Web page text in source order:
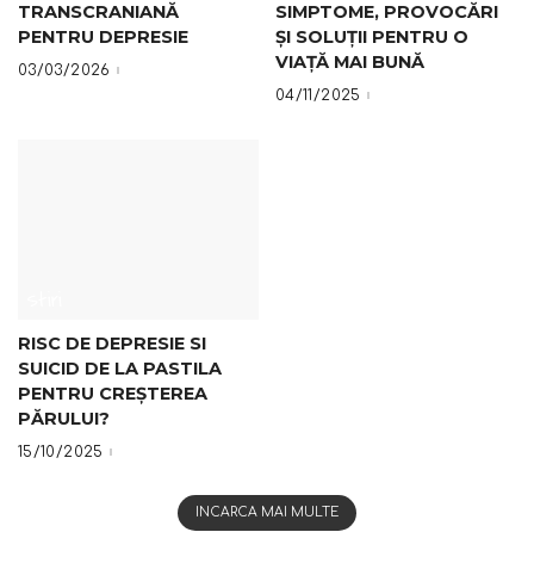
TRANSCRANIANĂ
PENTRU DEPRESIE
03/03/2026
SIMPTOME, PROVOCĂRI
ȘI SOLUȚII PENTRU O
VIAȚĂ MAI BUNĂ
04/11/2025
RISC DE DEPRESIE SI
SUICID DE LA PASTILA
PENTRU CREȘTEREA
PĂRULUI?
15/10/2025
INCARCA MAI MULTE